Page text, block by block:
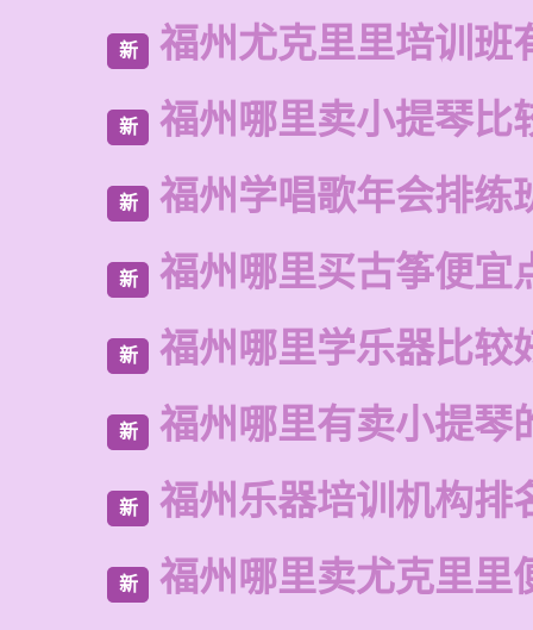
新 福州尤克里里培训班
新 福州哪里卖小提琴比
新 福州学唱歌年会排练
新 福州哪里买古筝便宜
新 福州哪里学乐器比较
新 福州哪里有卖小提琴
新 福州乐器培训机构排
新 福州哪里卖尤克里里